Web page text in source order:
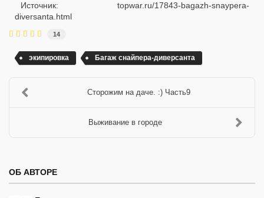
Источник: topwar.ru/17843-bagazh-snaypera-
diversanta.html
14
экипировка Багаж снайпера-диверсанта
Сторожим на даче. :) Часть9
Выживание в городе
ОБ АВТОРЕ